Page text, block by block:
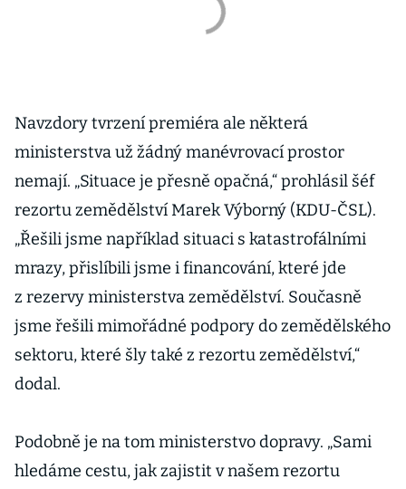
Navzdory tvrzení premiéra ale některá
ministerstva už žádný manévrovací prostor
nemají. „Situace je přesně opačná,“ prohlásil šéf
rezortu zemědělství Marek Výborný (KDU-ČSL).
„Řešili jsme například situaci s katastrofálními
mrazy, přislíbili jsme i financování, které jde
z rezervy ministerstva zemědělství. Současně
jsme řešili mimořádné podpory do zemědělského
sektoru, které šly také z rezortu zemědělství,“
dodal.
Podobně je na tom ministerstvo dopravy. „Sami
hledáme cestu, jak zajistit v našem rezortu